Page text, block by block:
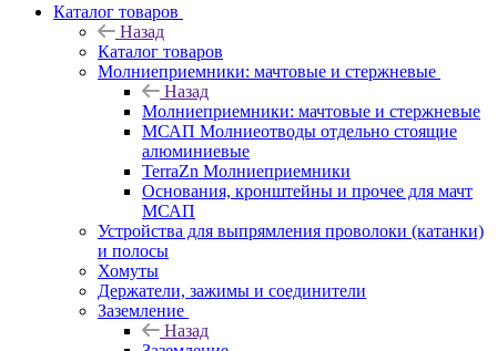
Каталог товаров
Назад
Каталог товаров
Молниеприемники: мачтовые и стержневые
Назад
Молниеприемники: мачтовые и стержневые
МСАП Молниеотводы отдельно стоящие
алюминиевые
TerraZn Молниеприемники
Основания, кронштейны и прочее для мачт
МСАП
Устройства для выпрямления проволоки (катанки)
и полосы
Хомуты
Держатели, зажимы и соединители
Заземление
Назад